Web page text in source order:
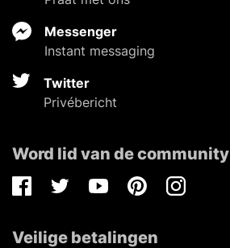
Messenger
Instant messaging
Twitter
Privébericht
Word lid van de community
FacebookTwitterYoutubePinterestInstagram
Veilige betalingen